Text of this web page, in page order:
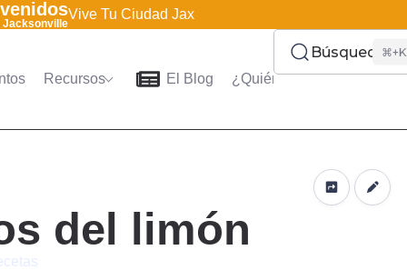
Jacksonville
Vive Tu Ciudad Jax
Recursos El Blog ¿Quiénes Somos?
Búsqueda⌘+K
del limón